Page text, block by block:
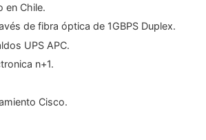
en Chile.
de fibra óptica de 1GBPS Duplex.
UPS APC.
n+1.
Cisco.